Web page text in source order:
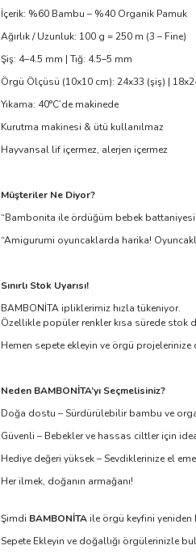
İçerik: %60 Bambu – %40 Organik Pamuk
Ağırlık / Uzunluk: 100 g = 250 m (3 – Fine)
Şiş: 4–4.5 mm | Tığ: 4.5–5 mm
Örgü Ölçüsü (10x10 cm): 24x33 (şiş) |
Yıkama: 40°C’de makinede
Kurutma makinesi & ütü kullanılmaz
Hayvansal lif içermez, alerjen içermez
Müşteriler Ne Diyor?
“Bambonita ile ördüğüm bebek battaniyesi
“Amigurumi oyuncaklarda harika!
Sınırlı Stok Uyarısı!
BAMBONİTA ipliklerimiz hızla tükeniyor.
Özellikle popüler renkler kısa sürede stok
Hemen sepete ekleyin ve örgü projelerinize
Neden BAMBONİTA’yı Seçmelisiniz?
Doğa dostu – Sürdürülebilir bambu ve
Güvenli – Bebekler ve hassas ciltler için
Hediye değeri yüksek – Sevdiklerinize el
Her ilmek, doğanın armağanı!
Şimdi BAMBONİTA ile örgü keyfini yeniden
Sepete Ekleyin ve doğallığı örgülerinizle